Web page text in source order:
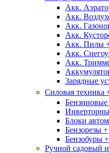
Акк.
Акк.
Акк.
Акк.
Акк. Пилы
Акк.
Акк.
Зарядные
Силовая техника
Бензиновые
Блоки
Бензорезы +
Бензобуры +
Ручной садовый